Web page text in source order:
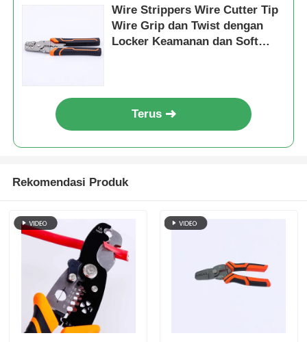
Produk
Wisata pabrik
Kontrol kualitas
Wire Strippers Wire Cutter Tip
Wire Grip dan Twist dengan
Locker Keamanan dan Soft
Terus
Rekomendasi Produk